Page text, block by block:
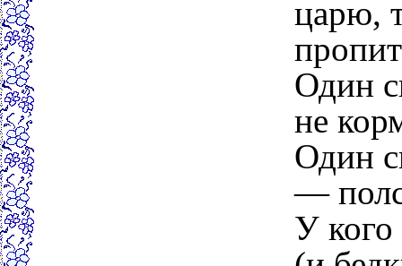
царю,
Один
не
Один
—
У кого